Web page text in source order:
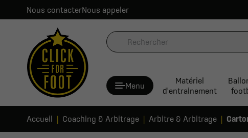
Nous contacterNous appeler
Menu
Matériel
d'entrainement
Accueil Coaching & Arbitrage Arbitre & Arbitrage